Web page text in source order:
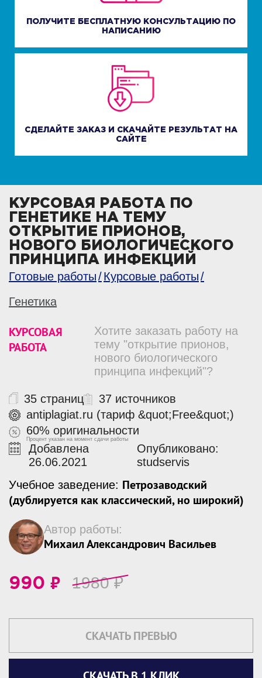
ПОЛУЧИТЕ БЕСПЛАТНУЮ КОНСУЛЬТАЦИЮ ПО
НАПИСАНИЮ
СДЕЛАЙТЕ ЗАКАЗ И СКАЧАЙТЕ РЕЗУЛЬТАТ НА
САЙТЕ
КУРСОВАЯ РАБОТА ПО
ГЕНЕТИКЕ НА ТЕМУ
ОТКРЫТИЕ ПРИОНОВ,
НОВОГО БИОЛОГИЧЕСКОГО
ПРИНЦИПА ИНФЕКЦИЙ
Готовые работы
Курсовые работы
Генетика
КУРСОВАЯ
РАБОТА
Хотите заказать работу на
тему "открытие прионов,
нового биологического
принципа инфекций"?
35 страниц
37 источников
antiplagiat.ru (тариф &quot;Free&quot;)
60% оригинальности
Процент указан на момент сдачи работы
Добавлена
26.06.2021
Опубликовано:
studservis
Учебное заведение: Петрозаводский
(дублируется как классический, но широкий)
Автор работы:
Михаил Александрович Васильев
990 ₽ 1980₽
СКАЧАТЬ ПРЕВЬЮ